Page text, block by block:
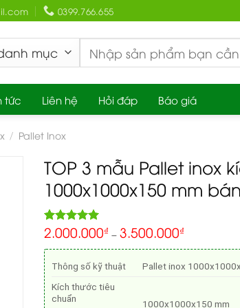
0399.766.655
Search
for:
tức Liên hệ Hỏi đáp Báo giá
/ Pallet Inox
TOP 3 mẫu Pallet inox
1000x1000x150 mm
Rated5.00
out of 5
based on
1
customer
rating
2.000.000₫ – 3.500.000₫
Thông số kỹ thuật
Pallet inox
Kích thước tiêu
chuẩn
1000x1000x150 mm